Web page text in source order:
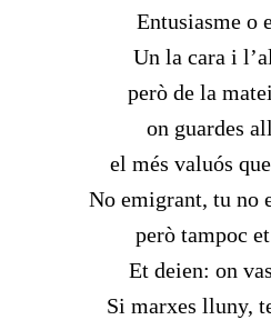
Entusiasme o
Un la cara i
però de la
on guardes
el més valuós
No emigrant, tu no
però tampoc
Et deien: on
Si marxes lluny,